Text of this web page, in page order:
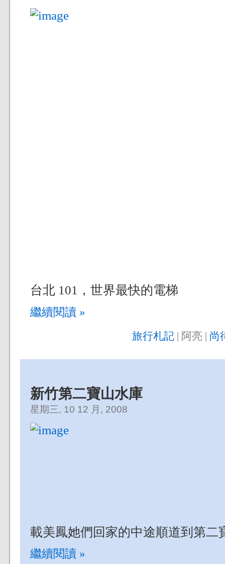
台北 101，世界最快的電梯
繼續閱讀 »
旅行札記 | 阿亮 | 尚
新竹第二寶山水庫
星期三, 10 12 月, 2008
載美鳳她們回家的中途順道到第二
繼續閱讀 »